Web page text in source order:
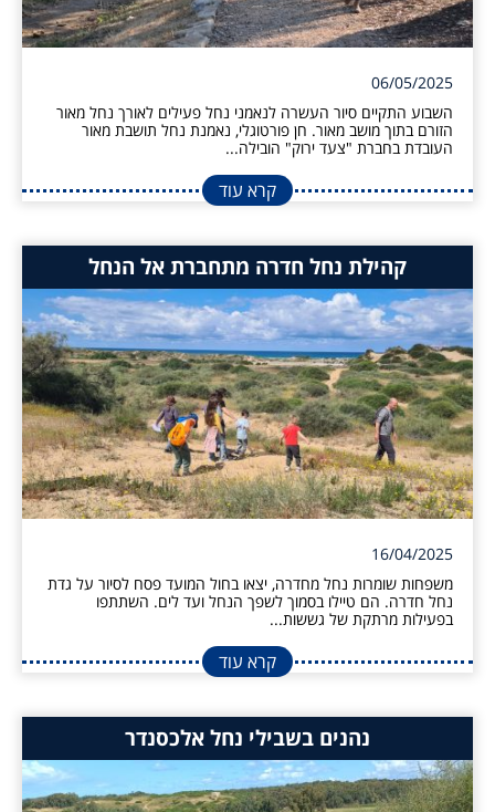
06/05/2025
השבוע התקיים סיור העשרה לנאמני נחל פעילים לאורך נחל מאור
הזורם בתוך מושב מאור. חן פורטוגלי, נאמנת נחל תושבת מאור
העובדת בחברת "צעד ירוק" הובילה...
קרא עוד
קהילת נחל חדרה מתחברת אל הנחל
16/04/2025
משפחות שומרות נחל מחדרה, יצאו בחול המועד פסח לסיור על גדת
נחל חדרה. הם טיילו בסמוך לשפך הנחל ועד לים. השתתפו
בפעילות מרתקת של גששות...
קרא עוד
נהנים בשבילי נחל אלכסנדר